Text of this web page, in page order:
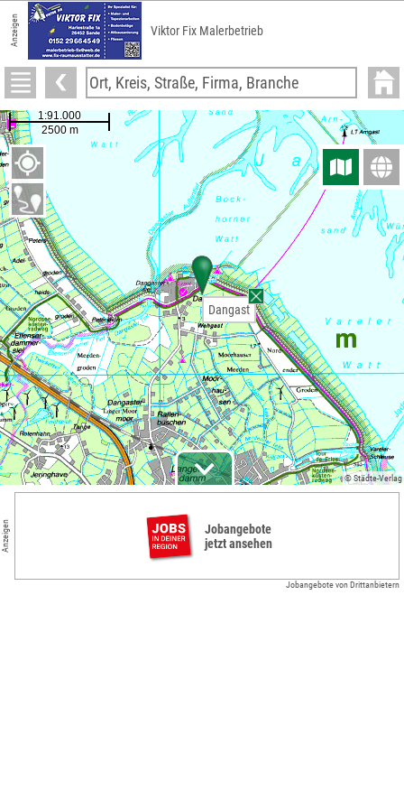
Anzeigen Viktor Fix Malerbetrieb
© Städte-Verlag
Dangast
Anzeigen
Jobangebote
jetzt ansehen
Jobangebote von Drittanbietern